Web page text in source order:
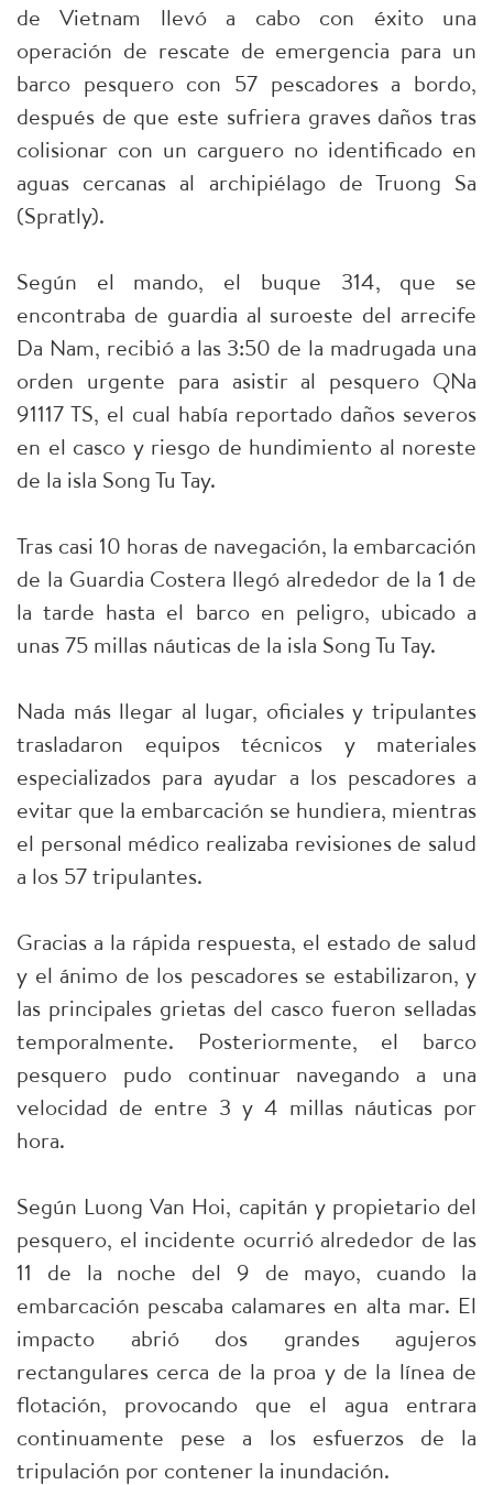
de Vietnam llevó a cabo con éxito una
operación de rescate de emergencia para un
barco pesquero con 57 pescadores a bordo,
después de que este sufriera graves daños tras
colisionar con un carguero no identificado en
aguas cercanas al archipiélago de Truong Sa
(Spratly).
Según el mando, el buque 314, que se
encontraba de guardia al suroeste del arrecife
Da Nam, recibió a las 3:50 de la madrugada una
orden urgente para asistir al pesquero QNa
91117 TS, el cual había reportado daños severos
en el casco y riesgo de hundimiento al noreste
de la isla Song Tu Tay.
Tras casi 10 horas de navegación, la embarcación
de la Guardia Costera llegó alrededor de la 1 de
la tarde hasta el barco en peligro, ubicado a
unas 75 millas náuticas de la isla Song Tu Tay.
Nada más llegar al lugar, oficiales y tripulantes
trasladaron equipos técnicos y materiales
especializados para ayudar a los pescadores a
evitar que la embarcación se hundiera, mientras
el personal médico realizaba revisiones de salud
a los 57 tripulantes.
Gracias a la rápida respuesta, el estado de salud
y el ánimo de los pescadores se estabilizaron, y
las principales grietas del casco fueron selladas
temporalmente. Posteriormente, el barco
pesquero pudo continuar navegando a una
velocidad de entre 3 y 4 millas náuticas por
hora.
Según Luong Van Hoi, capitán y propietario del
pesquero, el incidente ocurrió alrededor de las
11 de la noche del 9 de mayo, cuando la
embarcación pescaba calamares en alta mar. El
impacto abrió dos grandes agujeros
rectangulares cerca de la proa y de la línea de
flotación, provocando que el agua entrara
continuamente pese a los esfuerzos de la
tripulación por contener la inundación.